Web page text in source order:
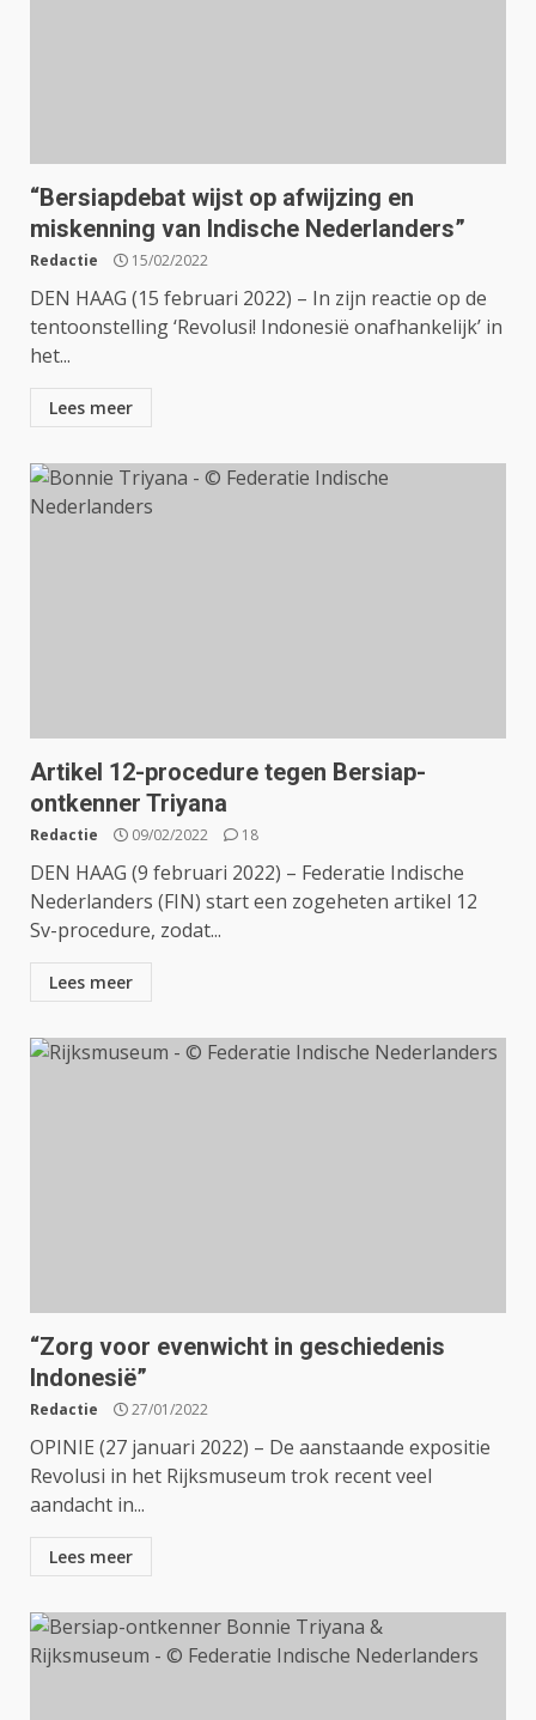
“Bersiapdebat wijst op afwijzing en
miskenning van Indische Nederlanders”
Redactie 15/02/2022
DEN HAAG (15 februari 2022) – In zijn reactie op de
tentoonstelling ‘Revolusi! Indonesië onafhankelijk’ in
het...
Lees meer
Artikel 12-procedure tegen Bersiap-
ontkenner Triyana
Redactie 09/02/2022 18
DEN HAAG (9 februari 2022) – Federatie Indische
Nederlanders (FIN) start een zogeheten artikel 12
Sv-procedure, zodat...
Lees meer
“Zorg voor evenwicht in geschiedenis
Indonesië”
Redactie 27/01/2022
OPINIE (27 januari 2022) – De aanstaande expositie
Revolusi in het Rijksmuseum trok recent veel
aandacht in...
Lees meer